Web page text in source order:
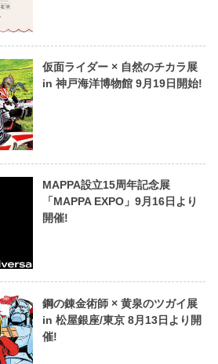
仮面ライダー × 自然のチカラ展
in 神戸海洋博物館 9月19日開始!
MAPPA設立15周年記念展
「MAPPA EXPO」9月16日より
開催!
鋼の錬金術師 × 黄泉のツガイ展
in 松屋銀座/東京 8月13日より開
催!